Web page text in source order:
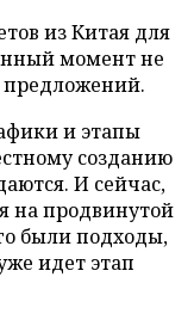
из Китая для
момент не
предложений.
и этапы
созданию
И сейчас,
на продвинутой
были подходы,
идет этап